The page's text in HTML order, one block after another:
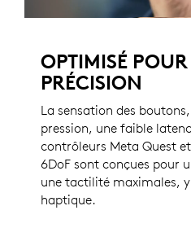
OPTIMISÉ
PRÉCISION
La sensation des
pression, une faible
contrôleurs Meta Quest
6DoF sont conçues pour
une tactilité maximales,
haptique.